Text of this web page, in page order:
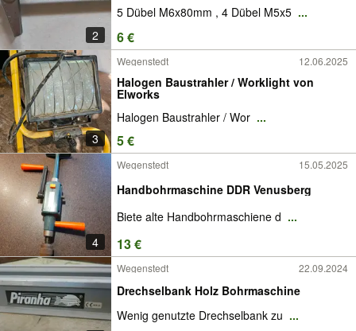
2
5 Dübel M6x80mm , 4 Dübel M5x5 ...
6 €
3
Wegenstedt 12.06.2025
Halogen Baustrahler / Worklight von
Elworks
Halogen Baustrahler / Wor ...
5 €
4
Wegenstedt 15.05.2025
Handbohrmaschine DDR Venusberg
Biete alte Handbohrmaschiene d ...
13 €
Wegenstedt 22.09.2024
Drechselbank Holz Bohrmaschine
Wenig genutzte Drechselbank zu ...